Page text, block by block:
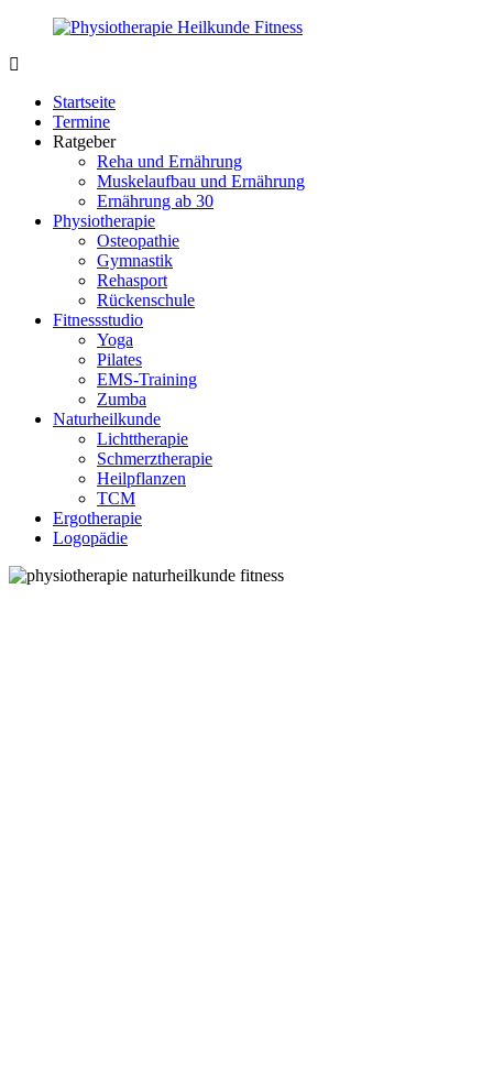
Zurück
Inhalt
Fit.de
Körper
Startseite
Termine
Ratgeber
Reha und Ernährung
Muskelaufbau und Ernährung
Ernährung ab 30
Physiotherapie
Osteopathie
Gymnastik
Rehasport
Rückenschule
Fitnessstudio
Yoga
Pilates
EMS-Training
Zumba
Naturheilkunde
Lichttherapie
Schmerztherapie
Heilpflanzen
TCM
Ergotherapie
Logopädie